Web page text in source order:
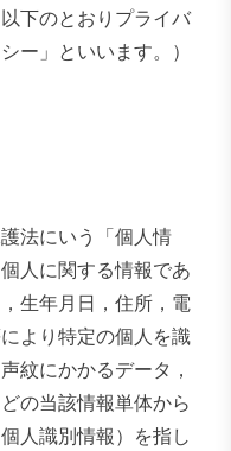
下のとおりプライバ
ー」といいます。）
法にいう「個人情
人に関する情報であ
生年月日，住所，電
より特定の個人を識
紋にかかるデータ，
の当該情報単体から
人識別情報）を指し